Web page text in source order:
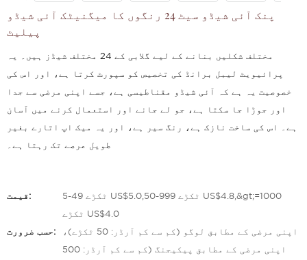
پنک آئی شیڈو سیٹ 24 رنگوں کا میگنیٹک آئی شیڈو
پیلیٹ
مختلف شکلیں بنانے کے لیے گلابی کے 24 مختلف شیڈز ہیں۔ یہ
پرائیویٹ لیبل برانڈ کی تخصیص کو سپورٹ کرتا ہے، اور اس کی
خصوصیت یہ ہے کہ آئی شیڈو مقناطیسی ہے، جسے اپنی مرضی سے جدا
اور جوڑا جا سکتا ہے، جو لے جانے اور استعمال کرنے میں آسان
ہے۔ اس کی ساخت نازک ہے، رنگ سیر ہے، اور یہ میک اپ اتارے بغیر
طویل عرصے تک رہتا ہے۔
قیمت: 5-49 ٹکڑے US$5.0,50-999 ٹکڑے US$4.8,&gt;=1000
ٹکڑے US$4.0
حسب ضرورت: اپنی مرضی کے مطابق لوگو (کم سے کم آرڈر: 50 ٹکڑے)،
اپنی مرضی کے مطابق پیکیجنگ (کم سے کم آرڈر: 500